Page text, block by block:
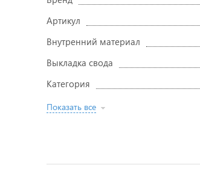
Артикул
Внутренний материал
Выкладка свода
Категория
Показать все